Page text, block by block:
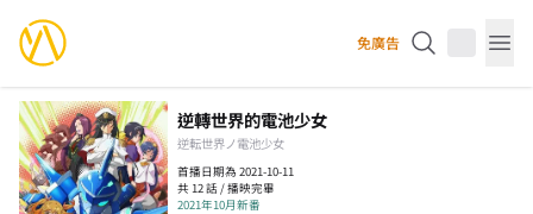
YourAnimes 你的動畫 免廣告
逆轉世界的電池少女
逆転世界ノ電池少女
首播日期為 2021-10-11
共 12 話 / 播映完畢
2021年10月新番